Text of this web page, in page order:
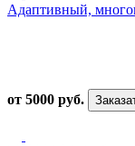
Адаптивный,
от 5000 руб.